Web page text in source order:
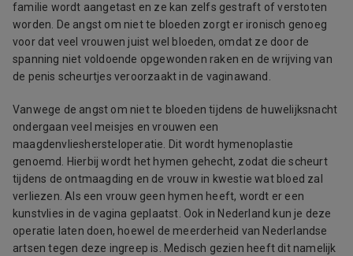
familie wordt aangetast en ze kan zelfs gestraft of verstoten
worden. De angst om niet te bloeden zorgt er ironisch genoeg
voor dat veel vrouwen juist wel bloeden, omdat ze door de
spanning niet voldoende opgewonden raken en de wrijving van
de penis scheurtjes veroorzaakt in de vaginawand.
Vanwege de angst om niet te bloeden tijdens de huwelijksnacht
ondergaan veel meisjes en vrouwen een
maagdenvlieshersteloperatie. Dit wordt hymenoplastie
genoemd. Hierbij wordt het hymen gehecht, zodat die scheurt
tijdens de ontmaagding en de vrouw in kwestie wat bloed zal
verliezen. Als een vrouw geen hymen heeft, wordt er een
kunstvlies in de vagina geplaatst. Ook in Nederland kun je deze
operatie laten doen, hoewel de meerderheid van Nederlandse
artsen tegen deze ingreep is. Medisch gezien heeft dit namelijk